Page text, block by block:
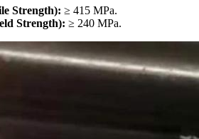
Strength): ≥ 415 MPa.
Strength): ≥ 240 MPa.